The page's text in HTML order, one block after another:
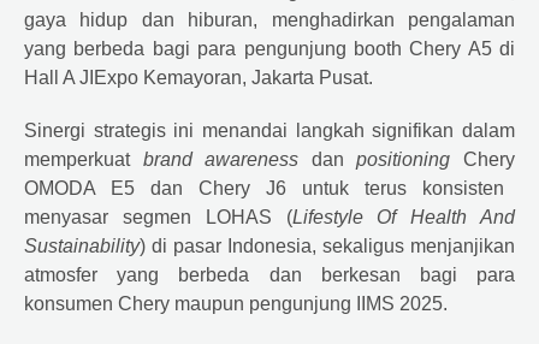
gaya hidup dan hiburan, menghadirkan pengalaman
yang berbeda bagi para pengunjung boothChery A5 di
Hall A JIExpo Kemayoran, Jakarta Pusat.
Sinergi strategis ini menandai langkah signifikan dalam
memperkuat brand awareness danpositioningChery
OMODA E5 dan Chery J6 untuk terus konsisten
menyasar segmen LOHAS (Lifestyle Of Health And
Sustainability) di pasar Indonesia, sekaligus menjanjikan
atmosfer yang berbeda dan berkesan bagi para
konsumen Chery maupun pengunjung IIMS 2025.